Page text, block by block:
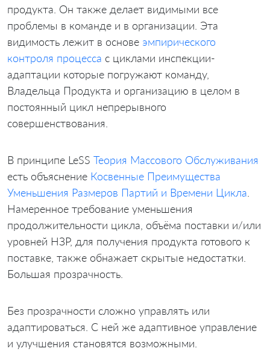
продукта. Он также делает видимыми все
проблемы в команде и в организации. Эта
видимость лежит в основе эмпирического
контроля процесса с циклами инспекции-
адаптации которые погружают команду,
Владельца Продукта и организацию в целом в
постоянный цикл непрерывного
совершенствования.
В принципе LeSS Теория Массового Обслуживания
есть объяснение Косвенные Преимущества
Уменьшения Размеров Партий и Времени Цикла
Намеренное требование уменьшения
продолжительности цикла, объёма поставки и/или
уровней НЗР, для получения продукта готового к
поставке, также обнажает скрытые недостатки.
Большая прозрачность.
Без прозрачности сложно управлять или
адаптироваться. С ней же адаптивное управление
и улучшения становятся возможными.